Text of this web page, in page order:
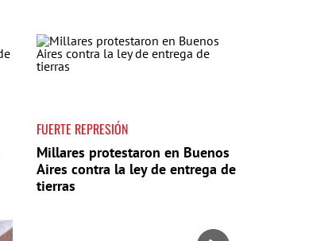
FUERTE REPRESIÓN
Millares protestaron en Buenos
Aires contra la ley de entrega de
tierras